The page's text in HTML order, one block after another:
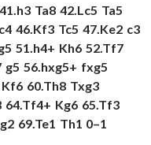
41.h3 Ta8 42.Lc5 Ta5
c4 46.Kf3 Tc5 47.Ke2 c3
51.h4+ Kh6 52.Tf7
g5 56.hxg5+ fxg5
Kf6 60.Th8 Txg3
64.Tf4+ Kg6 65.Tf3
g2 69.Te1 Th1 0–1